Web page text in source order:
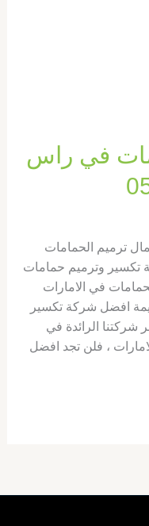
في راس
ترميم الحمامات
تكسير وترميم حمامات
في الامارات
افضل شركة تكسير
الرائدة في
، فلن تجد افضل